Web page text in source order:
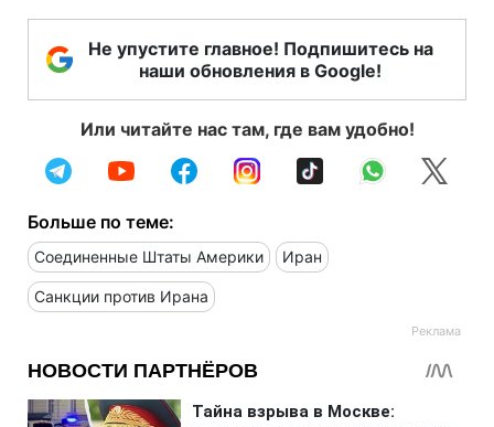
Не упустите главное! Подпишитесь на
наши обновления в Google!
Или читайте нас там, где вам удобно!
Больше по теме:
Соединенные Штаты Америки Иран
Санкции против Ирана